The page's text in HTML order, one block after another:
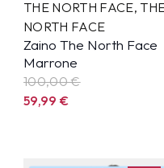
THE NORTH FACE,
NORTH FACE
Zaino The North Face
Marrone
100,00 €
59,99€